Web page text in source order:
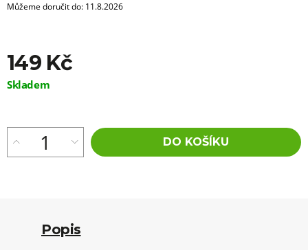
Můžeme doručit do: 11.8.2026
149 Kč
Měrná
Skladem
DO KOŠÍKU
Popis